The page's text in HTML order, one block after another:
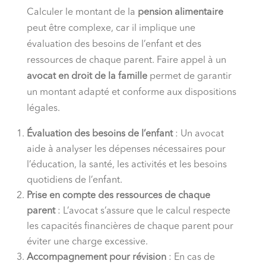
Calculer le montant de la pension alimentaire
peut être complexe, car il implique une
évaluation des besoins de l’enfant et des
ressources de chaque parent. Faire appel à un
avocat en droit de la famillepermet de garantir
un montant adapté et conforme aux dispositions
légales.
Évaluation des besoins de l’enfant: Un avocat
aide à analyser les dépenses nécessaires pour
l’éducation, la santé, les activités et les besoins
quotidiens de l’enfant.
Prise en compte des ressources de chaque
parent: L’avocat s’assure que le calcul respecte
les capacités financières de chaque parent pour
éviter une charge excessive.
Accompagnement pour révision: En cas de